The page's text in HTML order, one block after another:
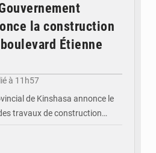
la construction
Étienne
à 11h57
de Kinshasa annonce le
travaux de construction…